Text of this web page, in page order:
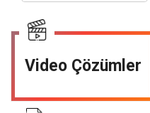
Video Çözümler